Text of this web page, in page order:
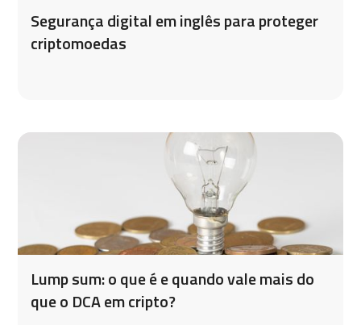
Segurança digital em inglês para proteger
criptomoedas
Lump sum: o que é e quando vale mais do
que o DCA em cripto?